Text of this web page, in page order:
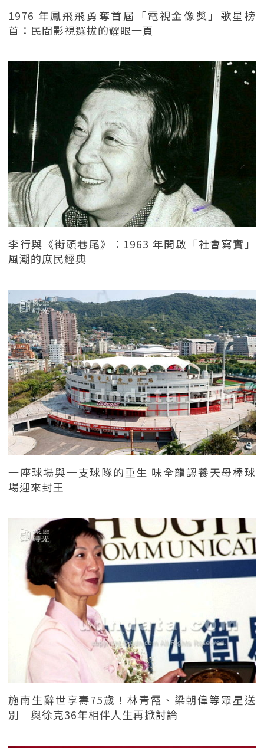
1976 年鳳飛飛勇奪首屆「電視金像獎」歌星榜
首：民間影視選拔的耀眼一頁
李行與《街頭巷尾》：1963 年開啟「社會寫實」
風潮的庶民經典
一座球場與一支球隊的重生 味全龍認養天母棒球
場迎來封王
施南生辭世享壽75歲！林青霞、梁朝偉等眾星送
別 與徐克36年相伴人生再掀討論